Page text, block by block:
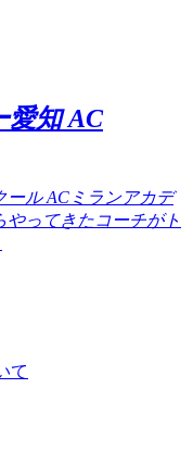
知 AC
ール ACミランアカデ
やってきたコーチがト
て